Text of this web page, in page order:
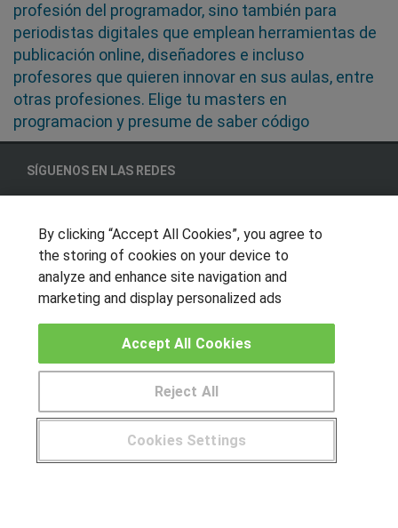
profesión del programador, sino también para
periodistas digitales que emplean herramientas de
publicación online, diseñadores e incluso
profesores que quieren innovar en sus aulas, entre
otras profesiones. Elige tu masters en
programacion y presume de saber código
SÍGUENOS EN LAS REDES
OTROS GRUPOS DE INTERES
Muro de los idiomas
Locos por las becas
CENTROS DE FORMACIÓN
Publicar cursos
USUARIOS ¿Tienes alguna duda? 900 264 357
By clicking “Accept All Cookies”, you agree to
the storing of cookies on your device to
analyze and enhance site navigation and
marketing and display personalized ads
Cookies Settings
Reject All
Accept All Cookies